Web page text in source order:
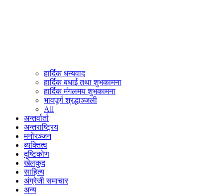
हार्दिक धन्यवाद
हार्दिक बधाई तथा शुभकामना
हार्दिक मंगलमय शुभकामना
भावपूर्ण श्रद्धाञ्जली
All
अन्तर्वार्ता
अन्तराष्ट्रिय
मनोरञ्जन
व्यक्तित्व
दृष्टिकोण
खेलकुद
साहित्य
अंग्रेजी समाचार
अन्य